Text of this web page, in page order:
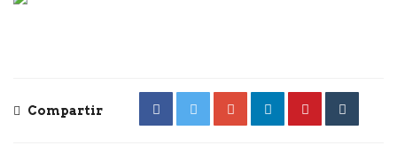
Compartir